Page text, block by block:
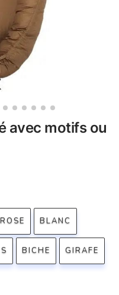
avec motifs ou
ROSE BLANC
BICHE GIRAFE